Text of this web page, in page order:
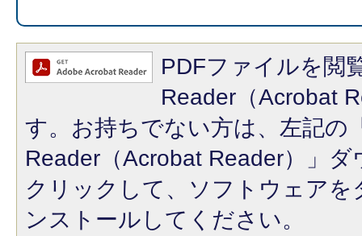
PDFファイルを閲
Reader（Acrobat
す。お持ちでない方は、左記の
Reader（Acrobat Reader）」
クリックして、ソフトウェア
ンストールしてください。